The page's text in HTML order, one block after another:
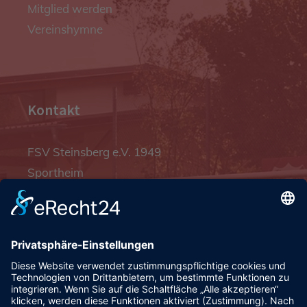
Mitglied werden
Vereinshymne
Kontakt
FSV Steinsberg e.V. 1949
Sportheim
93128 Steinsberg
pr@fsv-steinsberg.de